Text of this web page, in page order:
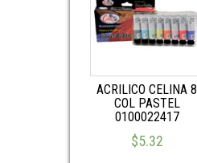
ACRILICO CELINA 8
COL PASTEL
0100022417
$5.32